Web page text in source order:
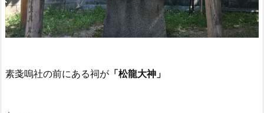
素戔嗚社の前にある祠が 「松龍大神」